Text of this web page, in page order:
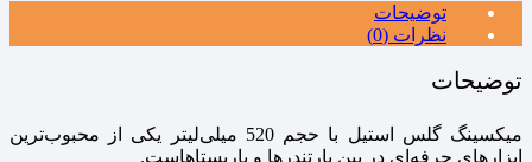
توضیحات
نظرات (0)
توضیحات
میکسینگ گلس استیل با حجم 520 میلی‌لیتر یکی از محبوب‌ترین
ابزارهای حرفه‌ای در بین بارتندرها و باریستاهاست.